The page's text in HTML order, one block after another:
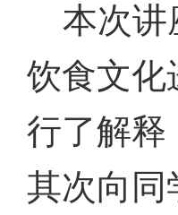
本次讲
饮食文化
行了解释
其次向同